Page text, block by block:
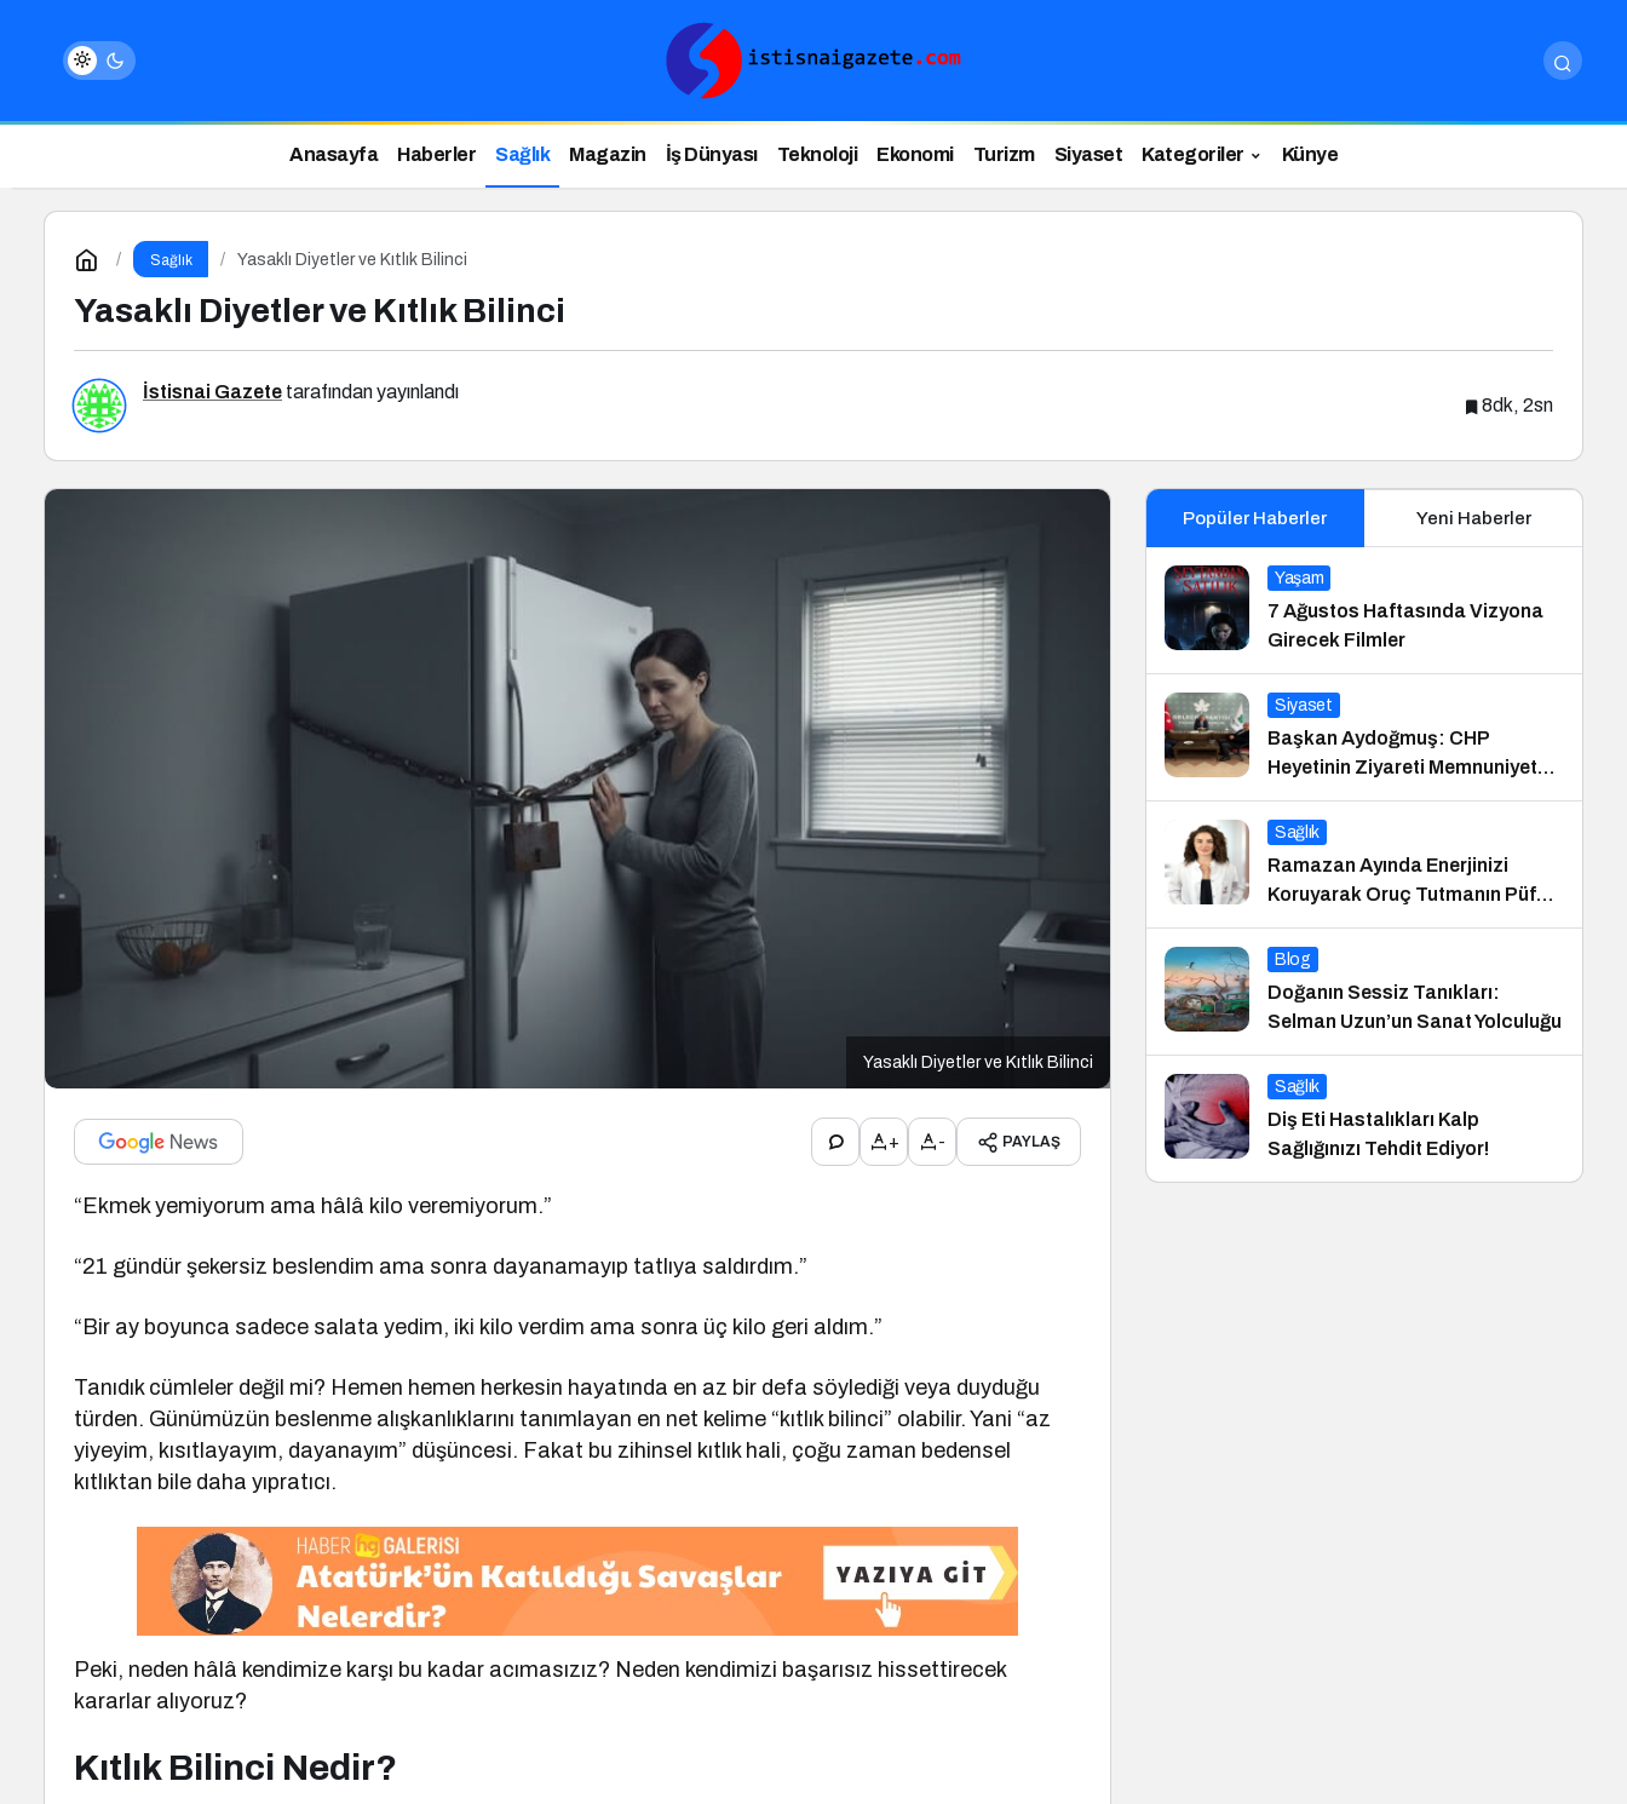
Anasayfa Haberler Sağlık Magazin İş Dünyası Teknoloji Ekonomi Turizm Siyaset Kategoriler Künye
Sağlık Yasaklı Diyetler ve Kıtlık Bilinci
Yasaklı Diyetler ve Kıtlık Bilinci
İstisnai Gazete tarafından yayınlandı
8dk, 2sn
Yasaklı Diyetler ve Kıtlık Bilinci
+ - PAYLAŞ
“Ekmek yemiyorum ama hâlâ kilo veremiyorum.”
“21 gündür şekersiz beslendim ama sonra dayanamayıp tatlıya saldırdım.”
“Bir ay boyunca sadece salata yedim, iki kilo verdim ama sonra üç kilo geri aldım.”
Tanıdık cümleler değil mi? Hemen hemen herkesin hayatında en az bir defa söylediği veya duyduğu
türden. Günümüzün beslenme alışkanlıklarını tanımlayan en net kelime “kıtlık bilinci” olabilir. Yani “az
yiyeyim, kısıtlayayım, dayanayım” düşüncesi. Fakat bu zihinsel kıtlık hali, çoğu zaman bedensel
kıtlıktan bile daha yıpratıcı.
Peki, neden hâlâ kendimize karşı bu kadar acımasızız? Neden kendimizi başarısız hissettirecek
kararlar alıyoruz?
Kıtlık Bilinci Nedir?
Popüler Haberler Yeni Haberler
Yaşam
7 Ağustos Haftasında Vizyona
Girecek Filmler
Siyaset
Başkan Aydoğmuş: CHP
Heyetinin Ziyareti Memnuniyet
Verici
Sağlık
Ramazan Ayında Enerjinizi
Koruyarak Oruç Tutmanın Püf
Noktaları
Blog
Doğanın Sessiz Tanıkları:
Selman Uzun’un Sanat Yolculuğu
Sağlık
Diş Eti Hastalıkları Kalp
Sağlığınızı Tehdit Ediyor!